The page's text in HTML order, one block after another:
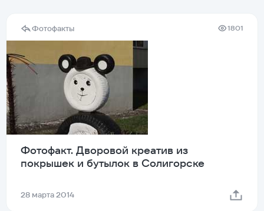
Фотофакты 1801
Фотофакт. Дворовой креатив из
покрышек и бутылок в Солигорске
28 марта 2014